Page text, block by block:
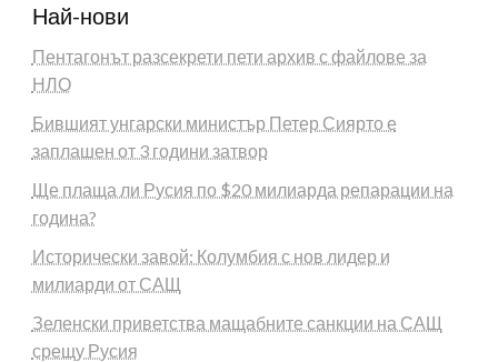
Най-нови
Пентагонът разсекрети пети архив с файлове за
НЛО
Бившият унгарски министър Петер Сиярто е
заплашен от 3 години затвор
Ще плаща ли Русия по $20 милиарда репарации на
година?
Исторически завой: Колумбия с нов лидер и
милиарди от САЩ
Зеленски приветства мащабните санкции на САЩ
срещу Русия